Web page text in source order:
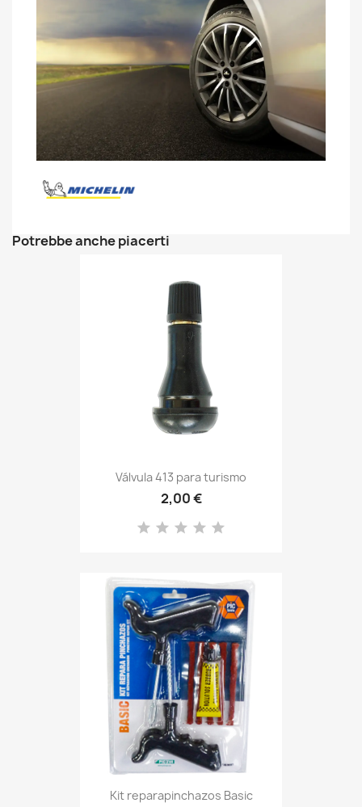
Potrebbe anche piacerti
Válvula 413 para turismo
2,00 €
Kit reparapinchazos Basic